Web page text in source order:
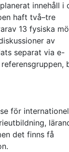
innehåll i
haft två–tre
13 fysiska
av
separat via e-
för
det finns få